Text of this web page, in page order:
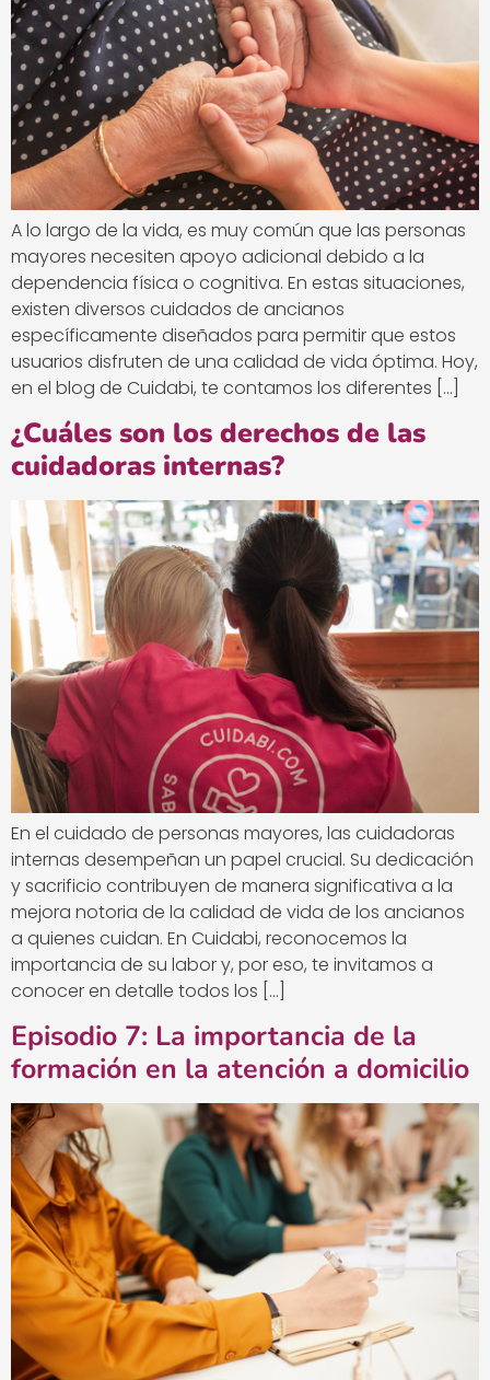
A lo largo de la vida, es muy común que las personas
mayores necesiten apoyo adicional debido a la
dependencia física o cognitiva. En estas situaciones,
existen diversos cuidados de ancianos
específicamente diseñados para permitir que estos
usuarios disfruten de una calidad de vida óptima. Hoy,
en el blog de Cuidabi, te contamos los diferentes […]
¿Cuáles son los derechos de las
cuidadoras internas?
En el cuidado de personas mayores, las cuidadoras
internas desempeñan un papel crucial. Su dedicación
y sacrificio contribuyen de manera significativa a la
mejora notoria de la calidad de vida de los ancianos
a quienes cuidan. En Cuidabi, reconocemos la
importancia de su labor y, por eso, te invitamos a
conocer en detalle todos los […]
Episodio 7: La importancia de la
formación en la atención a domicilio